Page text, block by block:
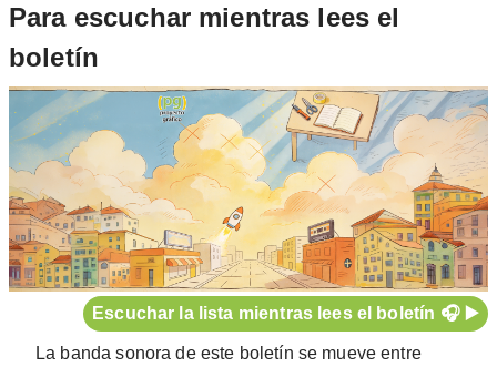
Para escuchar mientras lees el
boletín
Escuchar la lista mientras lees el boletín 🎧 ▶️
La banda sonora de este boletín se mueve entre